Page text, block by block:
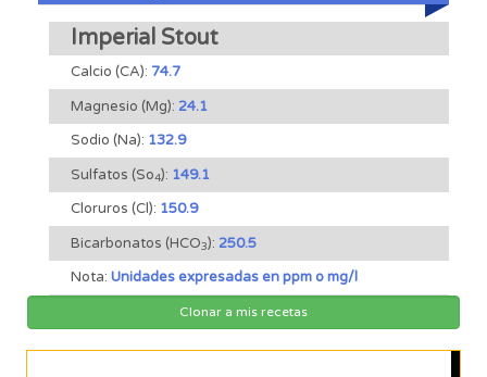
Imperial Stout
Calcio (CA): 74.7
Magnesio (Mg): 24.1
Sodio (Na): 132.9
Sulfatos (So4): 149.1
Cloruros (Cl): 150.9
Bicarbonatos (HCO3): 250.5
Nota: Unidades expresadas en ppm o mg/l
Clonar a mis recetas